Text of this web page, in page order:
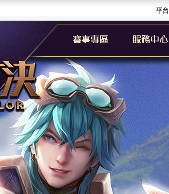
平台
GCS 職業聯賽
傳說城市賽
校園傳說
ACS 校園聯賽
傳說國際賽
社群自辦賽事